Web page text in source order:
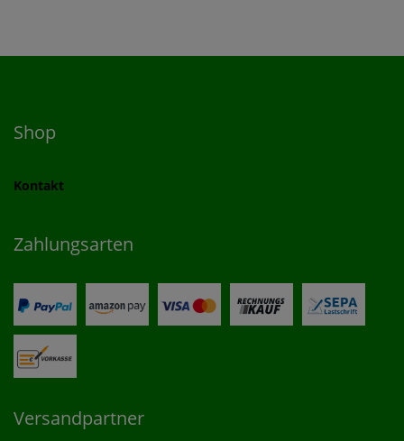
Shop
Kontakt
Zahlungsarten
Versandpartner